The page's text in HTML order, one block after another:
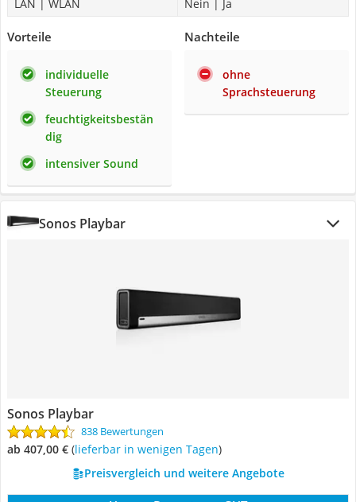
LAN | WLAN
Nein | Ja
Vorteile
individuelle
Steuerung
feuchtigkeitsbestän
dig
intensiver Sound
Nachteile
ohne
Sprachsteuerung
Sonos Playbar
Sonos Playbar
838 Bewertungen
ab 407,00 € ( Lieferbar in wenigen Tagen)
Preisvergleich und weitere Angebote